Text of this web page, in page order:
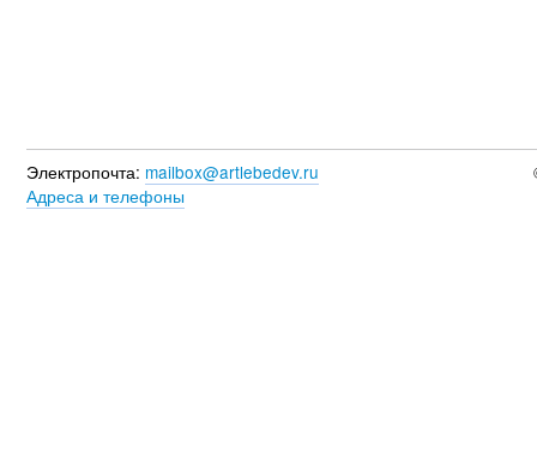
Электропочта: mailbox@artlebedev.ru
Адреса и телефоны